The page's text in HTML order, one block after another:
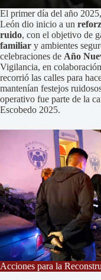
El primer día del año
León dio inicio a un
ruido, con el objetivo de
familiar y ambientes
celebraciones de Año
Vigilancia, en
recorrió las calles para
mantenían festejos
operativo fue parte de la
Escobedo 2025.
Acciones para la